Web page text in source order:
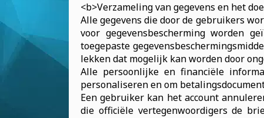
<b>Verzameling van gegevens en het
Alle gegevens die door de gebruikers
voor gegevensbescherming worden
toegepaste
lekken dat mogelijk kan worden door
Alle persoonlijke en financiële
personaliseren en om
Een gebruiker kan het account
die officiële vertegenwoordigers de